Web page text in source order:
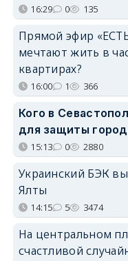
16:29 0 135
Прямой эфир
мечтают жить в
квартирах?
16:00 1 366
Кого в
для защиты
15:13 0 2880
Украинский БЭК
Ялты
14:15 5 3474
На центральном
счастливой